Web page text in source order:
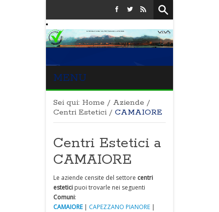
MENU
Sei qui: Home / Aziende /
Centri Estetici / CAMAIORE
Centri Estetici a
CAMAIORE
Le aziende censite del settore centri
estetici puoi trovarle nei seguenti
Comuni:
CAMAIORE| CAPEZZANO PIANORE |